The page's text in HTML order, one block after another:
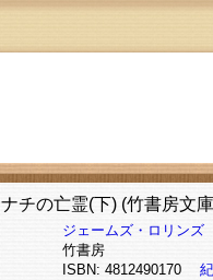
ナチの亡霊(下) (竹書房文
ジェームズ・ロリンズ
竹書房
ISBN: 4812490170